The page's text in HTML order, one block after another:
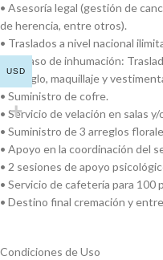
• Asesoría legal (gestión de
de herencia, entre otros).
• Traslados a nivel nacional
• En caso de inhumación:
• Arreglo, maquillaje y
• Suministro de cofre.
• Servicio de velación en salas
• Suministro de 3 arreglos
• Apoyo en la coordinación del
• 2 sesiones de apoyo
• Servicio de cafetería para 100
• Destino final cremación y
Condiciones de Uso
USD